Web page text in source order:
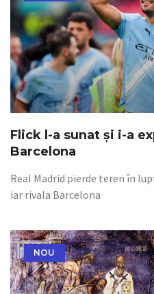
Flick l-a sunat și i-a
Barcelona
Real Madrid pierde teren în
iar rivala Barcelona
NOU